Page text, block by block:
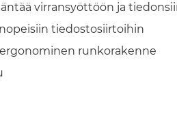
virransyöttöön ja
nopeisiin tiedostosiirtoihin
ergonominen runkorakenne